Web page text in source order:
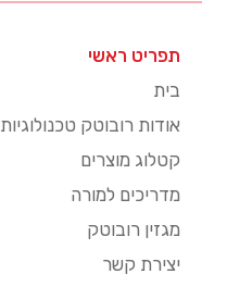
תפריט ראשי
בית
אודות רובוטק טכנולוגיות
קטלוג מוצרים
מדריכים למורה
מגזין רובוטק
יצירת קשר